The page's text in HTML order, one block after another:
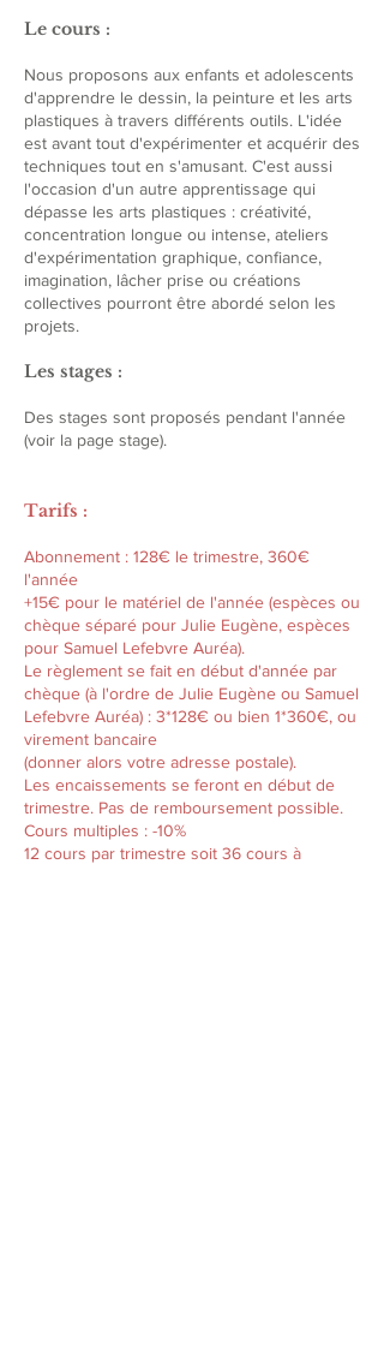
Le cours :
Nous proposons aux enfants et adolescents
d'apprendre le dessin, la peinture et les arts
plastiques à travers différents outils. L'idée
est avant tout d'expérimenter et acquérir des
techniques tout en s'amusant. C'est aussi
l'occasion d'un autre apprentissage qui
dépasse les arts plastiques : créativité,
concentration longue ou intense, ateliers
d'expérimentation graphique, confiance,
imagination, lâcher prise ou créations
collectives pourront être abordé selon les
projets.
Les stages :
​Des stages sont proposés pendant l'année
(voir la page stage).
Tarifs :
Abonnement : 128€ le trimestre, 360€
l'année
+15€ pour le matériel de l'année (espèces ou
chèque séparé pour Julie Eugène, espèces
pour Samuel Lefebvre Auréa).
Le règlement se fait en début d'année par
chèque (à l'ordre de Julie Eugène ou Samuel
Lefebvre Auréa) : 3*128€ ou bien 1*360€, ou
virement bancaire
(donner alors votre adresse postale).
Les encaissements se feront en début de
trimestre. Pas de remboursement possible.
Cours multiples : -10%
12 cours par trimestre soit 36 cours à